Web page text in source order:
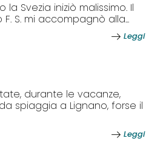
la Svezia iniziò malissimo. Il
S. mi accompagnò alla...
Leggi
durante le vacanze,
spiaggia a Lignano, forse il
Leggi